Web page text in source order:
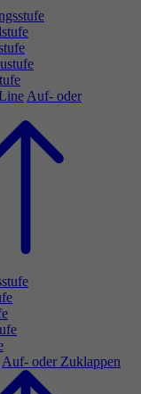
Auf- oder
Auf- oder Zuklappen